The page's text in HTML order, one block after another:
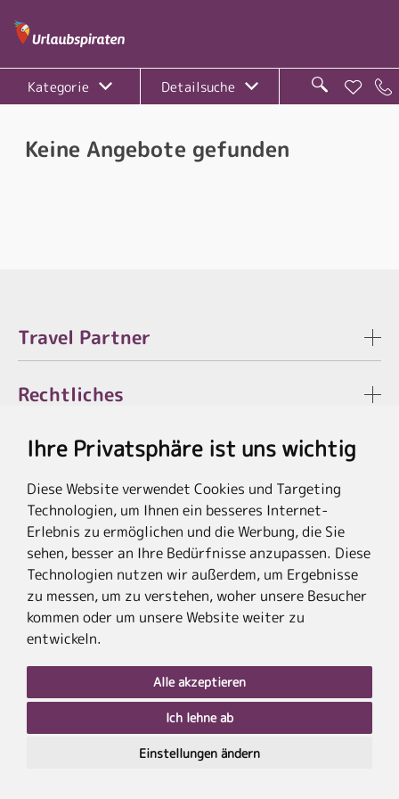
Ihre Privatsphäre ist uns wichtig
Diese Website verwendet Cookies und Targeting
Technologien, um Ihnen ein besseres Internet-
Erlebnis zu ermöglichen und die Werbung, die Sie
sehen, besser an Ihre Bedürfnisse anzupassen. Diese
Technologien nutzen wir außerdem, um Ergebnisse
zu messen, um zu verstehen, woher unsere Besucher
kommen oder um unsere Website weiter zu
entwickeln.
Alle akzeptieren
Ich lehne ab
Einstellungen ändern
Kategorie Detailsuche
Keine Angebote gefunden
Travel Partner
Rechtliches
* Die Ersparnis bezieht sich auf die aktuellen Listenpreise der Hotels, bei
Paketangeboten auf die Summe der Preise der Einzelleistungen.
**Streichpreise beziehen sich auf die ursprünglichen Preise des Reiseveranstalters.